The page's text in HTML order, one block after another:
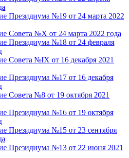
Президиума №19 от 24 марта 2022
Совета №X от 24 марта 2022 года
Президиума №18 от 24 февраля
Совета №IX от 16 декабря 2021
Президиума №17 от 16 декабря
Совета №8 от 19 октября 2021
Президиума №16 от 19 октября
Президиума №15 от 23 сентября
Президиума №13 от 22 июня 2021